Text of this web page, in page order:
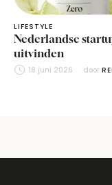
LIFESTYLE
Nederlandse
uitvinden
18 juni 2026 door